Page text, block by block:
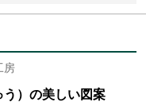
房
う）の美しい図案